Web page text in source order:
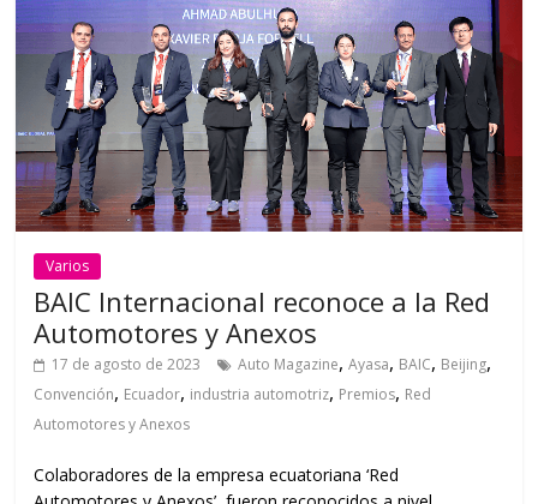
Varios
BAIC Internacional reconoce a la Red
Automotores y Anexos
17 de agosto de 2023 Auto Magazine,Ayasa, BAIC, Beijing,
Convención, Ecuador, industria automotriz, Premios, Red
Automotores y Anexos
Colaboradores de la empresa ecuatoriana ‘Red